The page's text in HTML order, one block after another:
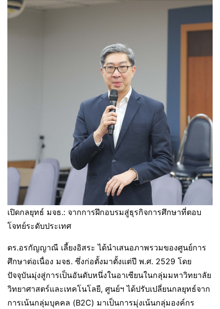
เปิดกลยุทธ์ มจธ.: จากการฝึกอบรมสู่ธุรกิจการศึกษาที่ตอบ
โจทย์ระดับประเทศ
ดร.อรกัญญาณี เลี้ยงอิสระ ได้นำเสนอภาพรวมของศูนย์การ
ศึกษาต่อเนื่อง มจธ. ซึ่งก่อตั้งมาตั้งแต่ปี พ.ศ. 2529 โดย
ปัจจุบันมุ่งสู่การเป็นอันดับหนึ่งในอาเซียนในกลุ่มมหาวิทยาลัย
วิทยาศาสตร์และเทคโนโลยี, ศูนย์ฯ ได้ปรับเปลี่ยนกลยุทธ์จาก
การเน้นกลุ่มบุคคล (B2C) มาเป็นการมุ่งเน้นกลุ่มองค์กร